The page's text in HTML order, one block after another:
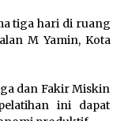
Percepat
Perorangan
Maluku Utara
tiga hari di ruang
M Yamin, Kota
dan Fakir Miskin
ini dapat